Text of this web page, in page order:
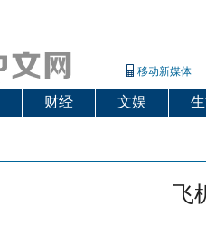
移动新媒体
财经 文娱
飞